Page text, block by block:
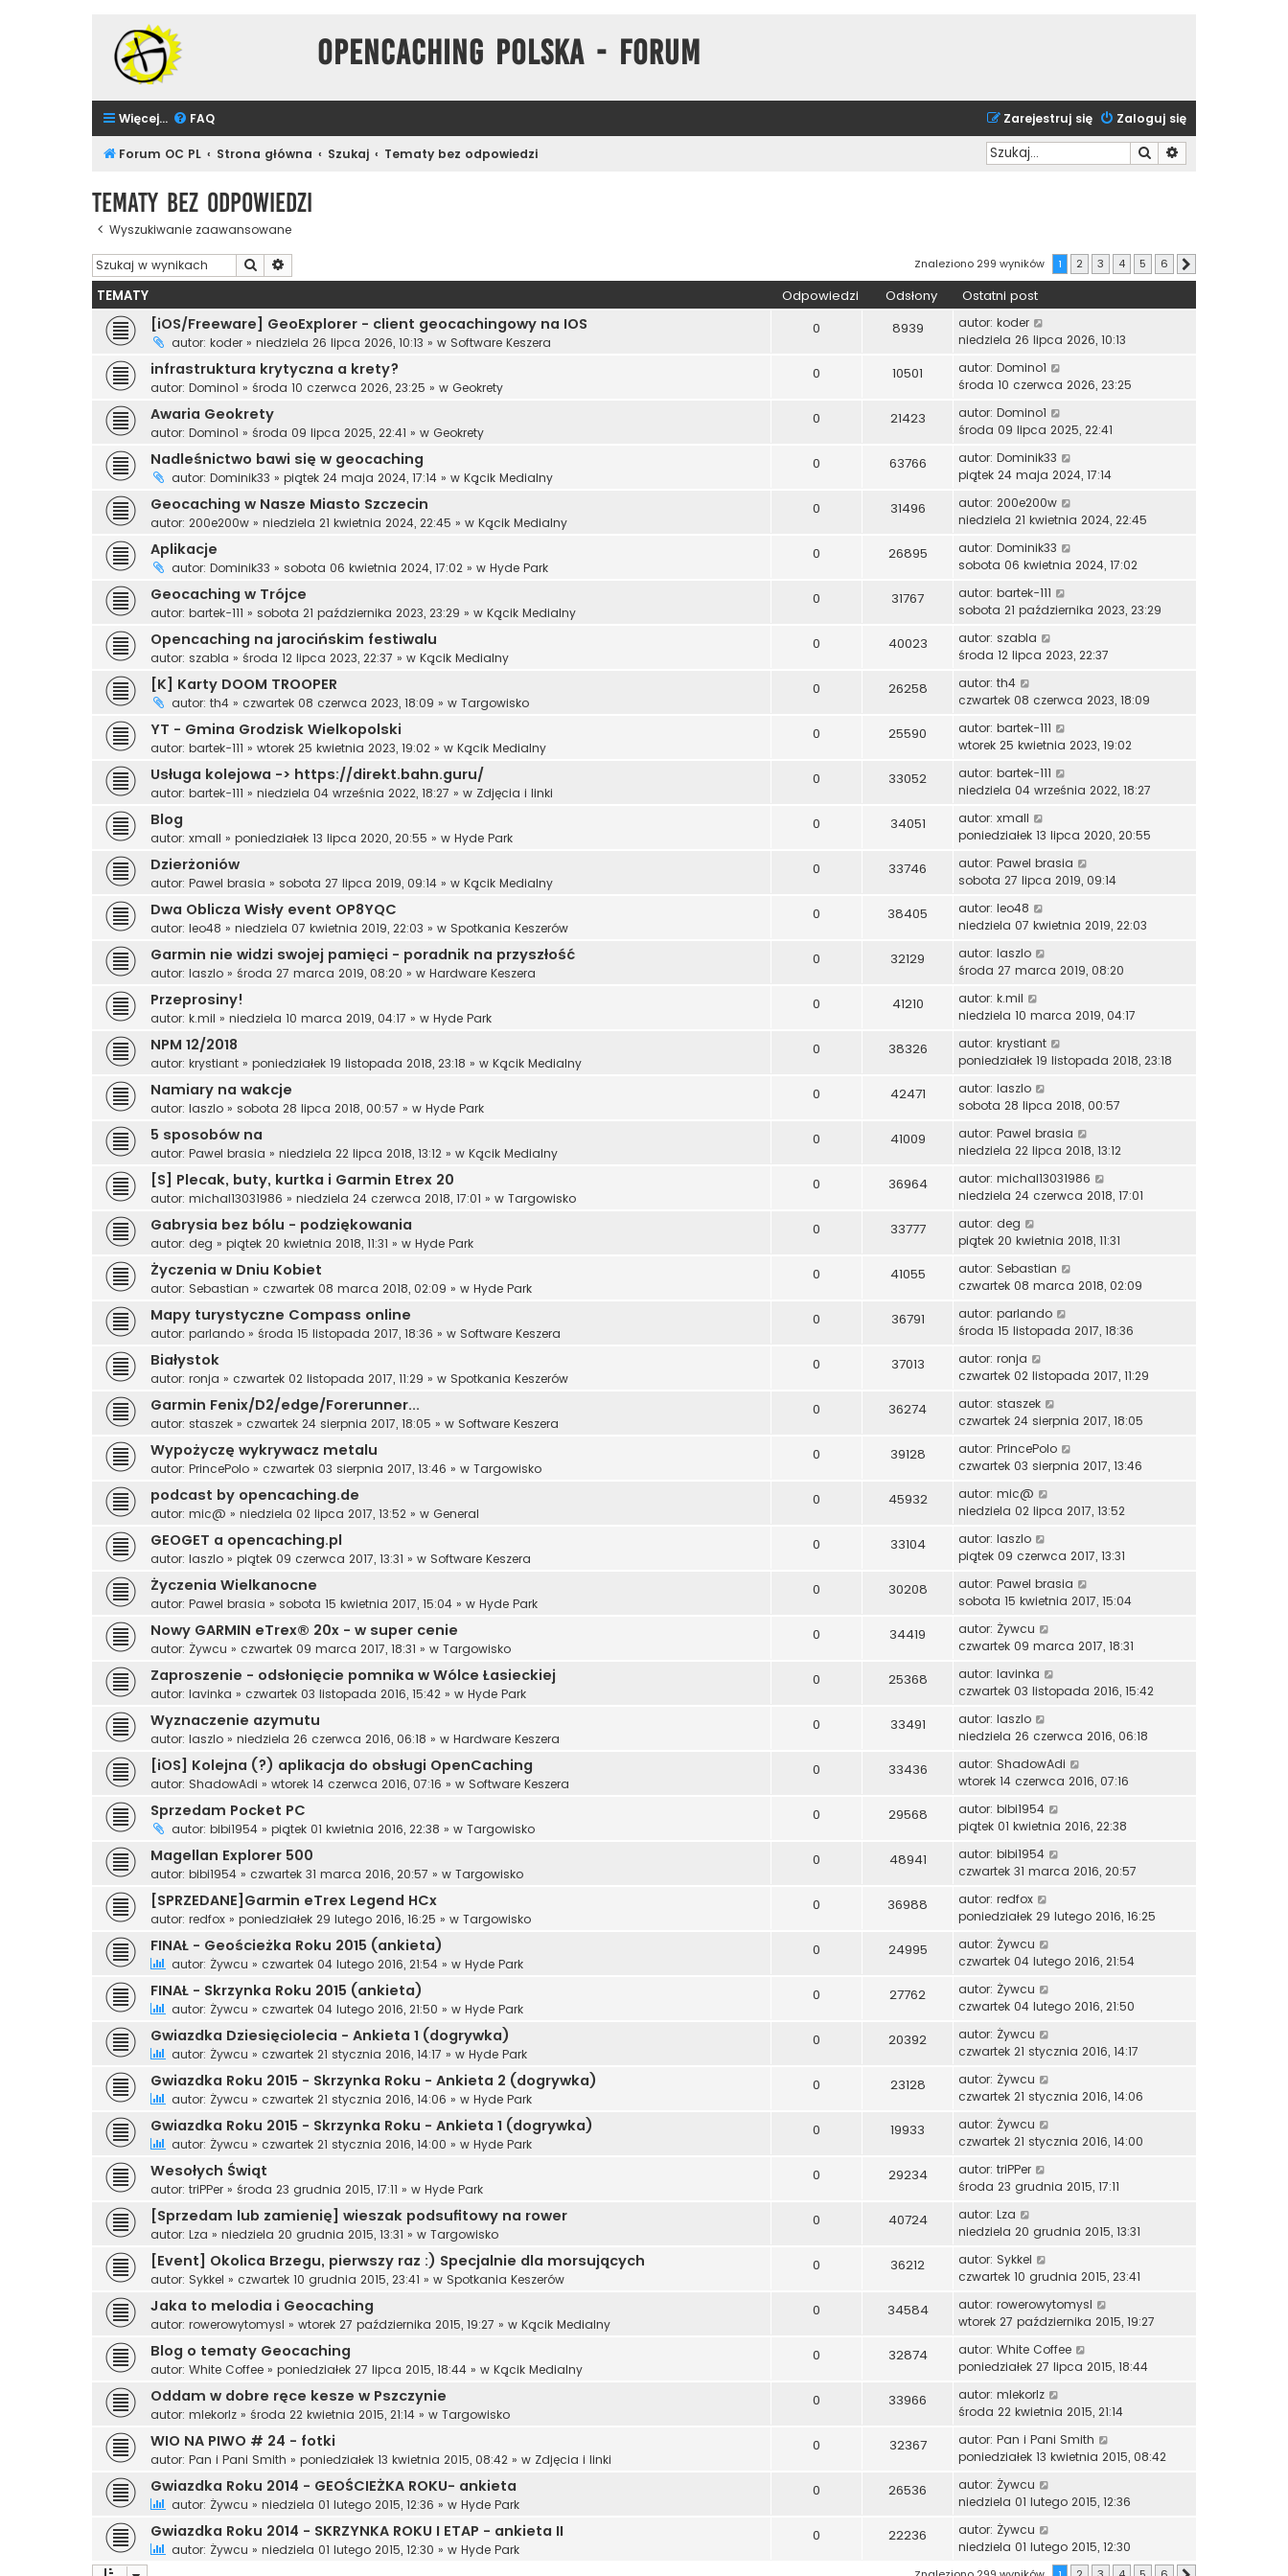
Opencaching Polska - Forum
Więcej… FAQ Zaloguj się
Zarejestruj się
Forum OC PL Strona główna Szukaj Tematy bez odpowiedzi Szukaj
Tematy bez odpowiedzi
Wyszukiwanie zaawansowane
Szukaj Znaleziono 299 wyników 1 2 3 4 5 6
TEMATY Odpowiedzi Odsłony Ostatni post
[iOS/Freeware] GeoExplorer - client geocachingowy na IOS
autor: koder » niedziela 26 lipca 2026, 10:13 » w Software Keszera
0 8939 autor: koder
niedziela 26 lipca 2026, 10:13
infrastruktura krytyczna a krety?
autor: Domino1 » środa 10 czerwca 2026, 23:25 » w Geokrety
0 10501 autor: Domino1
środa 10 czerwca 2026, 23:25
Awaria Geokrety
autor: Domino1 » środa 09 lipca 2025, 22:41 » w Geokrety
0 21423 autor: Domino1
środa 09 lipca 2025, 22:41
Nadleśnictwo bawi się w geocaching
autor: Dominik33 » piątek 24 maja 2024, 17:14 » w Kącik Medialny
0 63766 autor: Dominik33
piątek 24 maja 2024, 17:14
Geocaching w Nasze Miasto Szczecin
autor: 200e200w » niedziela 21 kwietnia 2024, 22:45 » w Kącik Medialny
0 31496 autor: 200e200w
niedziela 21 kwietnia 2024, 22:45
Aplikacje
autor: Dominik33 » sobota 06 kwietnia 2024, 17:02 » w Hyde Park
0 26895 autor: Dominik33
sobota 06 kwietnia 2024, 17:02
Geocaching w Trójce
autor: bartek-111 » sobota 21 października 2023, 23:29 » w Kącik Medialny
0 31767 autor: bartek-111
sobota 21 października 2023, 23:29
Opencaching na jarocińskim festiwalu
autor: szabla » środa 12 lipca 2023, 22:37 » w Kącik Medialny
0 40023 autor: szabla
środa 12 lipca 2023, 22:37
[K] Karty DOOM TROOPER
autor: th4 » czwartek 08 czerwca 2023, 18:09 » w Targowisko
0 26258 autor: th4
czwartek 08 czerwca 2023, 18:09
YT - Gmina Grodzisk Wielkopolski
autor: bartek-111 » wtorek 25 kwietnia 2023, 19:02 » w Kącik Medialny
0 25590 autor: bartek-111
wtorek 25 kwietnia 2023, 19:02
Usługa kolejowa -> https://direkt.bahn.guru/
autor: bartek-111 » niedziela 04 września 2022, 18:27 » w Zdjęcia i linki
0 33052 autor: bartek-111
niedziela 04 września 2022, 18:27
Blog
autor: xmall » poniedziałek 13 lipca 2020, 20:55 » w Hyde Park
0 34051 autor: xmall
poniedziałek 13 lipca 2020, 20:55
Dzierżoniów
autor: Pawel brasia » sobota 27 lipca 2019, 09:14 » w Kącik Medialny
0 33746 autor: Pawel brasia
sobota 27 lipca 2019, 09:14
Dwa Oblicza Wisły event OP8YQC
autor: leo48 » niedziela 07 kwietnia 2019, 22:03 » w Spotkania Keszerów
0 38405 autor: leo48
niedziela 07 kwietnia 2019, 22:03
Garmin nie widzi swojej pamięci - poradnik na przyszłość
autor: laszlo » środa 27 marca 2019, 08:20 » w Hardware Keszera
0 32129 autor: laszlo
środa 27 marca 2019, 08:20
Przeprosiny!
autor: k.mil » niedziela 10 marca 2019, 04:17 » w Hyde Park
0 41210 autor: k.mil
niedziela 10 marca 2019, 04:17
NPM 12/2018
autor: krystiant » poniedziałek 19 listopada 2018, 23:18 » w Kącik Medialny
0 38326 autor: krystiant
poniedziałek 19 listopada 2018, 23:18
Namiary na wakcje
autor: laszlo » sobota 28 lipca 2018, 00:57 » w Hyde Park
0 42471 autor: laszlo
sobota 28 lipca 2018, 00:57
5 sposobów na
autor: Pawel brasia » niedziela 22 lipca 2018, 13:12 » w Kącik Medialny
0 41009 autor: Pawel brasia
niedziela 22 lipca 2018, 13:12
[S] Plecak, buty, kurtka i Garmin Etrex 20
autor: michal13031986 » niedziela 24 czerwca 2018, 17:01 » w Targowisko
0 36964 autor: michal13031986
niedziela 24 czerwca 2018, 17:01
Gabrysia bez bólu - podziękowania
autor: deg » piątek 20 kwietnia 2018, 11:31 » w Hyde Park
0 33777 autor: deg
piątek 20 kwietnia 2018, 11:31
Życzenia w Dniu Kobiet
autor: Sebastian » czwartek 08 marca 2018, 02:09 » w Hyde Park
0 41055 autor: Sebastian
czwartek 08 marca 2018, 02:09
Mapy turystyczne Compass online
autor: parlando » środa 15 listopada 2017, 18:36 » w Software Keszera
0 36791 autor: parlando
środa 15 listopada 2017, 18:36
Białystok
autor: ronja » czwartek 02 listopada 2017, 11:29 » w Spotkania Keszerów
0 37013 autor: ronja
czwartek 02 listopada 2017, 11:29
Garmin Fenix/D2/edge/Forerunner...
autor: staszek » czwartek 24 sierpnia 2017, 18:05 » w Software Keszera
0 36274 autor: staszek
czwartek 24 sierpnia 2017, 18:05
Wypożyczę wykrywacz metalu
autor: PrincePolo » czwartek 03 sierpnia 2017, 13:46 » w Targowisko
0 39128 autor: PrincePolo
czwartek 03 sierpnia 2017, 13:46
podcast by opencaching.de
autor: mic@ » niedziela 02 lipca 2017, 13:52 » w General
0 45932 autor: mic@
niedziela 02 lipca 2017, 13:52
GEOGET a opencaching.pl
autor: laszlo » piątek 09 czerwca 2017, 13:31 » w Software Keszera
0 33104 autor: laszlo
piątek 09 czerwca 2017, 13:31
Życzenia Wielkanocne
autor: Pawel brasia » sobota 15 kwietnia 2017, 15:04 » w Hyde Park
0 30208 autor: Pawel brasia
sobota 15 kwietnia 2017, 15:04
Nowy GARMIN eTrex® 20x - w super cenie
autor: Żywcu » czwartek 09 marca 2017, 18:31 » w Targowisko
0 34419 autor: Żywcu
czwartek 09 marca 2017, 18:31
Zaproszenie - odsłonięcie pomnika w Wólce Łasieckiej
autor: lavinka » czwartek 03 listopada 2016, 15:42 » w Hyde Park
0 25368 autor: lavinka
czwartek 03 listopada 2016, 15:42
Wyznaczenie azymutu
autor: laszlo » niedziela 26 czerwca 2016, 06:18 » w Hardware Keszera
0 33491 autor: laszlo
niedziela 26 czerwca 2016, 06:18
[iOS] Kolejna (?) aplikacja do obsługi OpenCaching
autor: ShadowAdi » wtorek 14 czerwca 2016, 07:16 » w Software Keszera
0 33436 autor: ShadowAdi
wtorek 14 czerwca 2016, 07:16
Sprzedam Pocket PC
autor: bibi1954 » piątek 01 kwietnia 2016, 22:38 » w Targowisko
0 29568 autor: bibi1954
piątek 01 kwietnia 2016, 22:38
Magellan Explorer 500
autor: bibi1954 » czwartek 31 marca 2016, 20:57 » w Targowisko
0 48941 autor: bibi1954
czwartek 31 marca 2016, 20:57
[SPRZEDANE]Garmin eTrex Legend HCx
autor: redfox » poniedziałek 29 lutego 2016, 16:25 » w Targowisko
0 36988 autor: redfox
poniedziałek 29 lutego 2016, 16:25
FINAŁ - Geościeżka Roku 2015 (ankieta)
autor: Żywcu » czwartek 04 lutego 2016, 21:54 » w Hyde Park
0 24995 autor: Żywcu
czwartek 04 lutego 2016, 21:54
FINAŁ - Skrzynka Roku 2015 (ankieta)
autor: Żywcu » czwartek 04 lutego 2016, 21:50 » w Hyde Park
0 27762 autor: Żywcu
czwartek 04 lutego 2016, 21:50
Gwiazdka Dziesięciolecia - Ankieta 1 (dogrywka)
autor: Żywcu » czwartek 21 stycznia 2016, 14:17 » w Hyde Park
0 20392 autor: Żywcu
czwartek 21 stycznia 2016, 14:17
Gwiazdka Roku 2015 - Skrzynka Roku - Ankieta 2 (dogrywka)
autor: Żywcu » czwartek 21 stycznia 2016, 14:06 » w Hyde Park
0 23128 autor: Żywcu
czwartek 21 stycznia 2016, 14:06
Gwiazdka Roku 2015 - Skrzynka Roku - Ankieta 1 (dogrywka)
autor: Żywcu » czwartek 21 stycznia 2016, 14:00 » w Hyde Park
0 19933 autor: Żywcu
czwartek 21 stycznia 2016, 14:00
Wesołych Świąt
autor: triPPer » środa 23 grudnia 2015, 17:11 » w Hyde Park
0 29234 autor: triPPer
środa 23 grudnia 2015, 17:11
[Sprzedam lub zamienię] wieszak podsufitowy na rower
autor: Lza » niedziela 20 grudnia 2015, 13:31 » w Targowisko
0 40724 autor: Lza
niedziela 20 grudnia 2015, 13:31
[Event] Okolica Brzegu, pierwszy raz :) Specjalnie dla morsujących
autor: Sykkel » czwartek 10 grudnia 2015, 23:41 » w Spotkania Keszerów
0 36212 autor: Sykkel
czwartek 10 grudnia 2015, 23:41
Jaka to melodia i Geocaching
autor: rowerowytomysl » wtorek 27 października 2015, 19:27 » w Kącik Medialny
0 34584 autor: rowerowytomysl
wtorek 27 października 2015, 19:27
Blog o tematy Geocaching
autor: White Coffee » poniedziałek 27 lipca 2015, 18:44 » w Kącik Medialny
0 32874 autor: White Coffee
poniedziałek 27 lipca 2015, 18:44
Oddam w dobre ręce kesze w Pszczynie
autor: mlekorlz » środa 22 kwietnia 2015, 21:14 » w Targowisko
0 33966 autor: mlekorlz
środa 22 kwietnia 2015, 21:14
WIO NA PIWO # 24 - fotki
autor: Pan i Pani Smith » poniedziałek 13 kwietnia 2015, 08:42 » w Zdjęcia i linki
0 32367 autor: Pan i Pani Smith
poniedziałek 13 kwietnia 2015, 08:42
Gwiazdka Roku 2014 - GEOŚCIEŻKA ROKU- ankieta
autor: Żywcu » niedziela 01 lutego 2015, 12:36 » w Hyde Park
0 26536 autor: Żywcu
niedziela 01 lutego 2015, 12:36
Gwiazdka Roku 2014 - SKRZYNKA ROKU I ETAP - ankieta II
autor: Żywcu » niedziela 01 lutego 2015, 12:30 » w Hyde Park
0 22236 autor: Żywcu
niedziela 01 lutego 2015, 12:30